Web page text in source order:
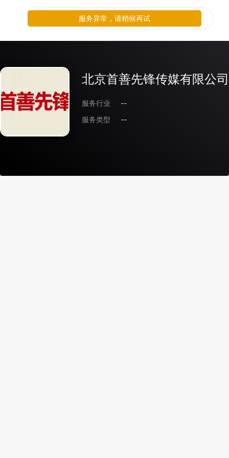
北京首善先锋传媒有限公司
服务行业
--
服务类型
--
服务异常，请稍候再试